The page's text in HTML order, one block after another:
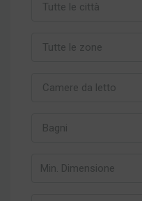
Tutte le città
Tutte le zone
Camere da letto
Bagni